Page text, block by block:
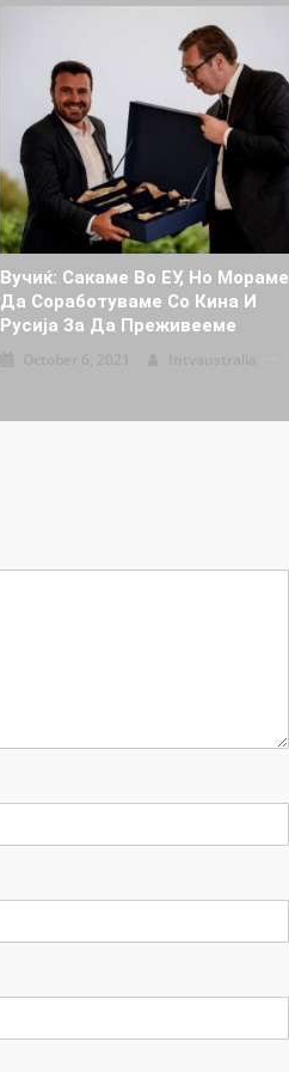
Вучиќ: Сакаме Во ЕУ, Но Мораме
Да Соработуваме Со Кина И
Русија За Да Преживееме